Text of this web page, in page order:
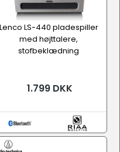
Lenco LS-440 pladespiller
med højttalere,
stofbeklædning
1.799 DKK